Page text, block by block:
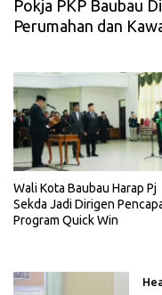
Pokja PKP Baubau
Perumahan dan
Wali Kota Baubau Harap Pj
Sekda Jadi Dirigen
Program Quick Win